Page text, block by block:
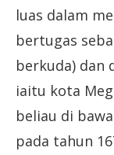
luas dalam
bertugas
berkuda) dan
iaitu kota
beliau di
pada tahun